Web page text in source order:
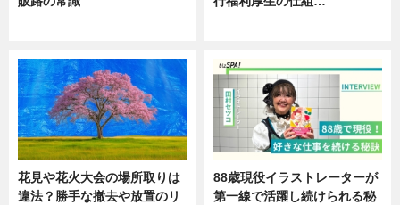
花見や花火大会の場所取りは
違法？勝手な撤去や放置のリ
88歳現役イラストレーターが
第一線で活躍し続けられる秘